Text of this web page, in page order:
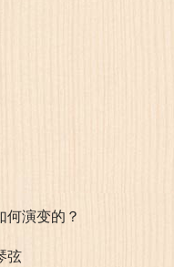
演变的？
弦